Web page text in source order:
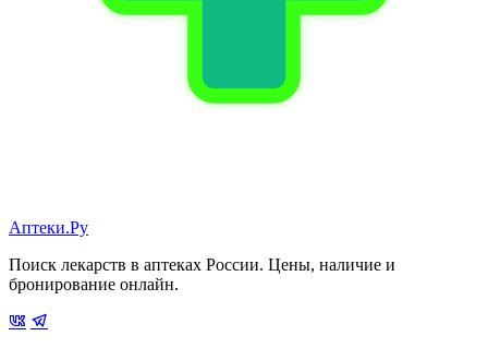
Аптеки.Ру
Поиск лекарств в аптеках России. Цены, наличие и
бронирование онлайн.